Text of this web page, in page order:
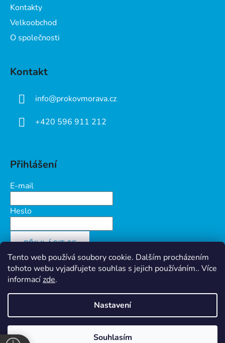
Tento web používá soubory cookie. Dalším procházením
tohoto webu vyjadřujete souhlas s jejich používáním.. Více
informacízde.
Nastavení
Souhlasím
Kontakty
Velkoobchod
O společnosti
Kontakt
info@prokovmorava.cz
+420 596 911 212
Přihlášení
E-mail
Heslo
PŘIHLÁSIT SE
Nová registraceZapomenuté heslo
Vytvořil Shoptet&
Ochrana osobních údajů
Copyright 2026
Prokov Morava s.r.o.